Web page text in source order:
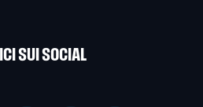
SUI SOCIAL